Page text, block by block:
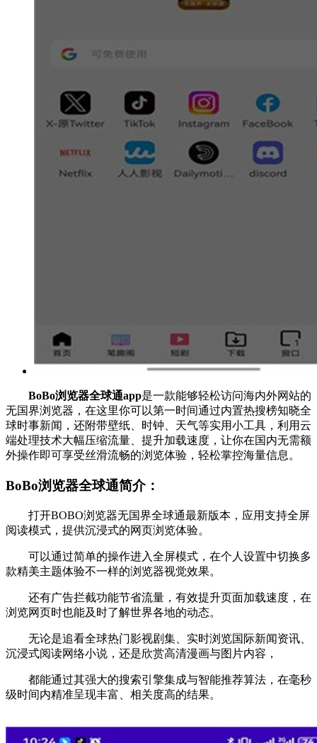
BoBo浏览器全球通app是一款能够轻松访问海内外网站的
无国界浏览器，在这里你可以第一时间通过内置热搜榜知晓全
球时事新闻，还附带壁纸、时钟、天气等实用小工具，利用云
端处理技术大幅压缩流量、提升加载速度，让你在国内无需额
外操作即可享受丝滑流畅的浏览体验，轻松掌控海量信息。
BoBo浏览器全球通简介：
打开BOBO浏览器无国界全球通最新版本，应用支持全屏
阅读模式，提供沉浸式的网页浏览体验。
可以通过简单的操作进入全屏模式，在个人设置中切换多
款精美主题体验不一样的浏览器视觉效果。
还有广告拦截功能节省流量，有效提升页面加载速度，在
浏览网页时也能及时了解世界各地的动态。
无论是追看全球热门影视剧集、实时浏览国际新闻资讯、
沉浸式阅读网络小说，还是欣赏高清漫画与图片内容，
都能通过其强大的搜索引擎集成与智能推荐算法，在毫秒
级时间内精准呈现丰富、相关度高的结果。